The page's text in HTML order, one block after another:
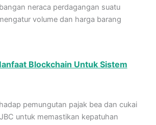
neraca perdagangan suatu
volume dan harga barang
Blockchain Untuk Sistem
pemungutan pajak bea dan cukai
untuk memastikan kepatuhan